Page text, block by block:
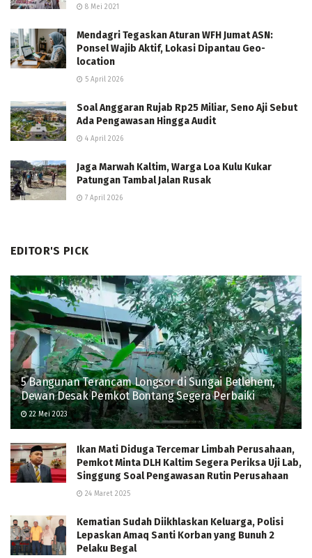
8 Mei 2021
Mendagri Tegaskan Aturan WFH Jumat ASN:
Ponsel Wajib Aktif, Lokasi Dipantau Geo-
location
5 April 2026
Soal Anggaran Rujab Rp25 Miliar, Seno Aji Sebut
Ada Pengawasan Hingga Audit
4 April 2026
Jaga Marwah Kaltim, Warga Loa Kulu Kukar
Patungan Tambal Jalan Rusak
7 April 2026
EDITOR'S PICK
5 Bangunan Terancam Longsor di Sungai Betlehem,
Dewan Desak Pemkot Bontang Segera Perbaiki
22 Mei 2023
Ikan Mati Diduga Tercemar Limbah Perusahaan,
Pemkot Minta DLH Kaltim Segera Periksa Uji Lab,
Singgung Soal Pengawasan Rutin Perusahaan
24 Maret 2025
Kematian Sudah Diikhlaskan Keluarga, Polisi
Lepaskan Amaq Santi Korban yang Bunuh 2
Pelaku Begal